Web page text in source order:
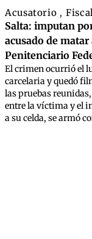
Acusatorio ,
Salta: imputan
acusado de
Penitenciario
El crimen ocurrió el
carcelaria y quedó
las pruebas
entre la víctima y el
a su celda, se armó